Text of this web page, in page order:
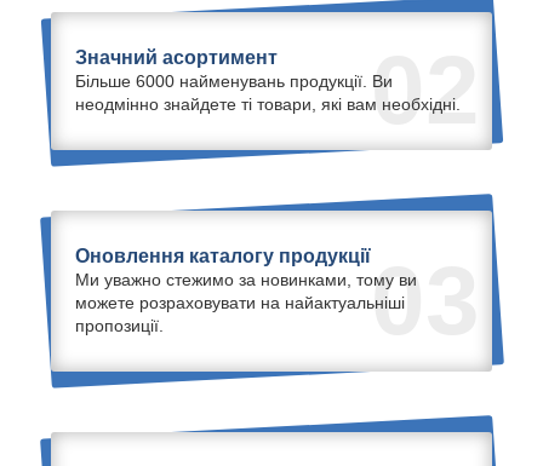
02
Значний асортимент
Більше 6000 найменувань продукції. Ви
неодмінно знайдете ті товари, які вам необхідні.
03
Оновлення каталогу продукції
Ми уважно стежимо за новинками, тому ви
можете розраховувати на найактуальніші
пропозиції.